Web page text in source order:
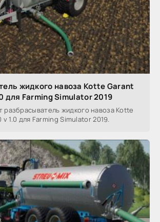
жидкого навоза Kotte Garant
для Farming Simulator 2019
разбрасыватель жидкого навоза Kotte
v 1.0 для Farming Simulator 2019.